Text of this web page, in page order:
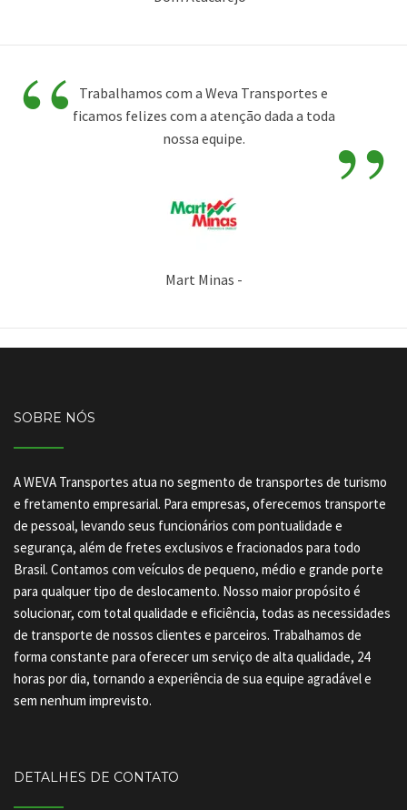
“
Trabalhamos com a Weva Transportes e
ficamos felizes com a atenção dada a toda
nossa equipe.
”
Mart Minas -
SOBRE NÓS
A WEVA Transportes atua no segmento de transportes de turismo
e fretamento empresarial. Para empresas, oferecemos transporte
de pessoal, levando seus funcionários com pontualidade e
segurança, além de fretes exclusivos e fracionados para todo
Brasil. Contamos com veículos de pequeno, médio e grande porte
para qualquer tipo de deslocamento. Nosso maior propósito é
solucionar, com total qualidade e eficiência, todas as necessidades
de transporte de nossos clientes e parceiros. Trabalhamos de
forma constante para oferecer um serviço de alta qualidade, 24
horas por dia, tornando a experiência de sua equipe agradável e
sem nenhum imprevisto.
DETALHES DE CONTATO